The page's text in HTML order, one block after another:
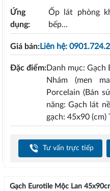
Ứng
dụng:
Ốp lát phòng
bếp...
Giá bán:Liên hệ:
Đặc điểm:Danh mục: Gạch
Nhám (men
Porcelain (Bán
năng: Gạch lát
gạch: 45x90
Tư vấn trực tiếp
Gạch Eurotile Mộc Lan